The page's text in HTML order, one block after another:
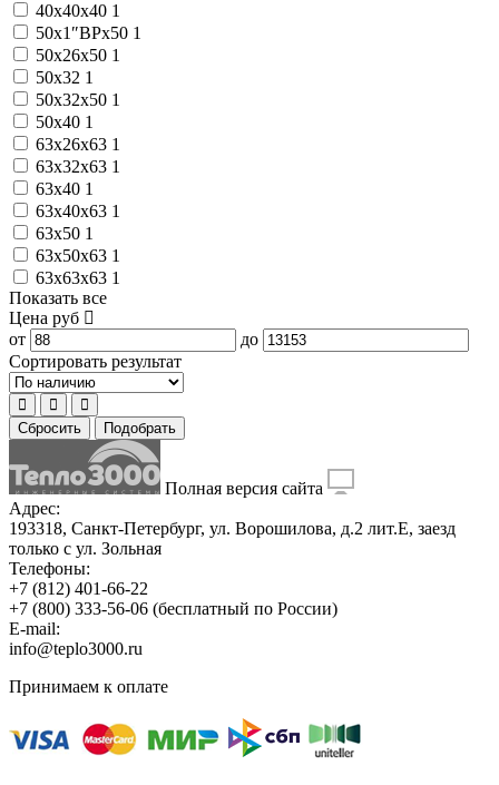
40x40x40 1
50x1″ВРx50 1
50x26x50 1
50x32 1
50x32x50 1
50x40 1
63x26x63 1
63x32x63 1
63x40 1
63x40x63 1
63x50 1
63x50x63 1
63x63x63 1
Показать все
Цена руб
от
до
Сортировать результат
Сбросить Подобрать
Полная версия сайта
Адрес:
193318, Санкт-Петербург, ул. Ворошилова, д.2 лит.Е, заезд
только с ул. Зольная
Телефоны:
+7 (812) 401-66-22
+7 (800) 333-56-06 (бесплатный по России)
E-mail:
info@teplo3000.ru
Принимаем к оплате